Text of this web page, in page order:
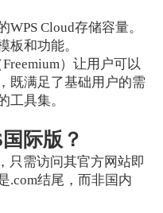
WPS Cloud存储容量。
板和功能。
）让用户可以
既满足了基础用户的需
工具集。
际版？
只需访问其官方网站即
.com结尾，而非国内